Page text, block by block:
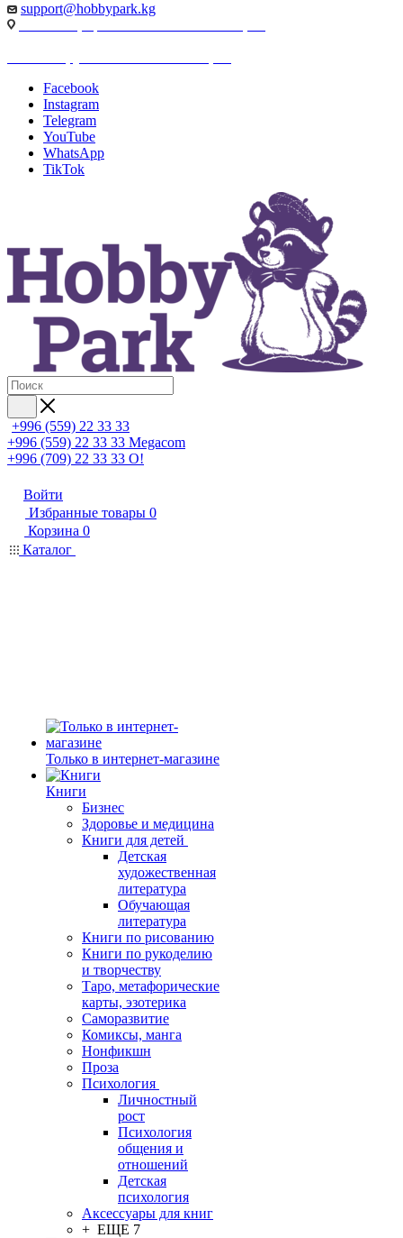
support@hobbypark.kg
Facebook
Instagram
Telegram
YouTube
WhatsApp
TikTok
+996 (559) 22 33 33
+996 (559) 22 33 33 Megacom
+996 (709) 22 33 33 O!
Войти
Избранные товары 0
Корзина 0
Каталог
Только в интернет-магазине
Книги
Бизнес
Здоровье и медицина
Книги для детей
Детская
художественная
литература
Обучающая
литература
Книги по рисованию
Книги по рукоделию
и творчеству
Таро, метафорические
карты, эзотерика
Саморазвитие
Комиксы, манга
Нонфикшн
Проза
Психология
Личностный
рост
Психология
общения и
отношений
Детская
психология
Аксессуары для книг
+ ЕЩЕ 7